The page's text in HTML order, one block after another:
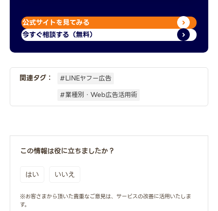
公式サイトを見てみる
今すぐ相談する（無料）
関連タグ：
#LINEヤフー広告
#業種別・Web広告活用術
この情報は役に立ちましたか？
はい いいえ
※お客さまから頂いた貴重なご意見は、サービスの改善に活用いたしま
す。